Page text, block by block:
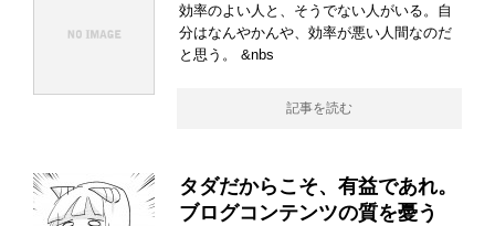
効率のよい人と、そうでない人がいる。自
分はなんやかんや、効率が悪い人間なのだ
と思う。 &nbs
記事を読む
タダだからこそ、有益であれ。
ブログコンテンツの質を憂う